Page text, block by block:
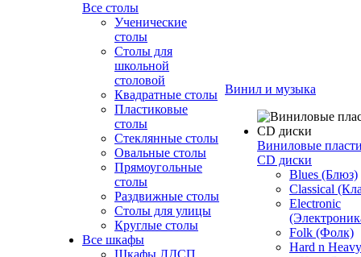
Все столы
Ученические
столы
Столы для
школьной
столовой
Квадратные столы
Пластиковые
столы
Стеклянные столы
Овальные столы
Прямоугольные
столы
Раздвижные столы
Столы для улицы
Круглые столы
Все шкафы
Шкафы ЛДСП
Винил и музыка
Виниловые
CD диски
Blues (Блюз)
Classical
Electronic
Folk (Фолк)
Hard n